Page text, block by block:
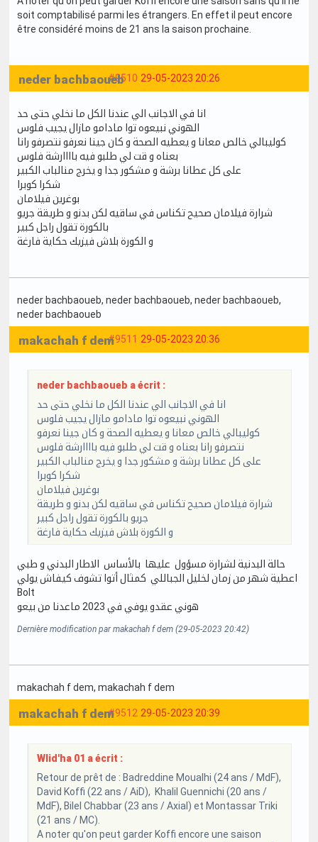
soit comptabilisé parmi les étrangers. En effet il peut encore
être considéré moins de 21 ans la saison prochaine.
#9510 29-05-2023 20:26
neder bachbaoueb
انا في الاجانب الي عندنا الكل ما نخلي حتى حد
الهوني نبيعوه توا مادامو مازال يجيب فلوس
كوليبالي خالص معانا و يعطيه الصحة و كان جينا نعرفو نتصرفو رانا
بعناه و قت لي طلبو فيه باااارشة فلوس
على كل عطانا برشة و مشكور جدا و يخرج منالباب الكبير
شكرا كوبرا
بوغرين فيلامان
شرارة فيلامان صحيح تكناس في ساقيه لكن بدنو و طريقة جريو
بالكورة تقول راجل كبير
و الكورة بلاش فيزيك حكاية فارغة
neder bachbaoueb, neder bachbaoueb, neder bachbaoueb,
neder bachbaoueb
#9511 29-05-2023 20:36
makachah f dem
neder bachbaoueb a écrit :
انا في الاجانب الي عندنا الكل ما نخلي حتى حد
الهوني نبيعوه توا مادامو مازال يجيب فلوس
كوليبالي خالص معانا و يعطيه الصحة و كان جينا نعرفو
نتصرفو رانا بعناه و قت لي طلبو فيه باااارشة فلوس
على كل عطانا برشة و مشكور جدا و يخرج منالباب الكبير
شكرا كوبرا
بوغرين فيلامان
شرارة فيلامان صحيح تكناس في ساقيه لكن بدنو و طريقة
جريو بالكورة تقول راجل كبير
و الكورة بلاش فيزيك حكاية فارغة
حالة البدنية لشرارة مسؤول عليها بالأساس الاطار البدني و طبي
اعطية شهر من زمان لخليل الجباللي كمثال أتوا تشوف كيفاش يولي
Bolt
هوني عقدو يوفي في 2023 ماعدنا من بيعو
Dernière modification par makachah f dem (29-05-2023 20:42)
makachah f dem, makachah f dem
#9512 29-05-2023 20:39
makachah f dem
Wlid'ha 01 a écrit :
Retour de prêt de : Badreddine Moualhi (24 ans / MdF),
David Koffi (22 ans / AiD), Khalil Guennichi (20 ans /
MdF), Bilel Chabbar (23 ans / Axial) et Montassar Triki
(21 ans / MC).
A noter qu'on peut garder Koffi encore une saison